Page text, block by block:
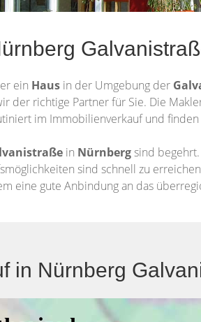
ein Haus in der Umgebung der
der richtige Partner für Sie. Die
im Immobilienverkauf und
in Nürnbergsind
sind schnell zu
eine gute Anbindung an das
in Nürnberg